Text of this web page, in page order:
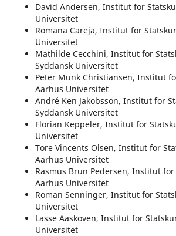
David Andersen, Institut for
Universitet
Romana Careja, Institut for
Universitet
Mathilde Cecchini, Institut for
Syddansk Universitet
Peter Munk Christiansen, Institut
Aarhus Universitet
André Ken Jakobsson, Institut for
Syddansk Universitet
Florian Keppeler, Institut for
Universitet
Tore Vincents Olsen, Institut for
Aarhus Universitet
Rasmus Brun Pedersen, Institut
Aarhus Universitet
Roman Senninger, Institut for
Universitet
Lasse Aaskoven, Institut for
Universitet